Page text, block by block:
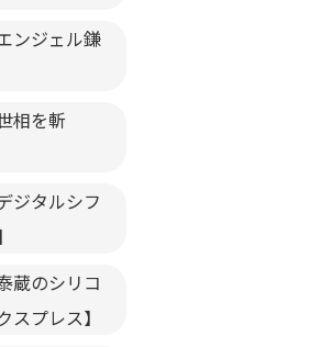
ンジェル鎌
相を斬
ジタルシフ
蔵のシリコ
スプレス】